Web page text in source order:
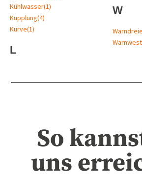
Kühlwasser(1)
Kupplung(4)
Kurve(1)
L
W
So
uns